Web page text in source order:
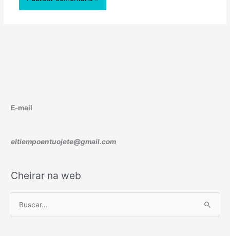
E-mail
eltiempoentuojete@gmail.com
Cheirar na web